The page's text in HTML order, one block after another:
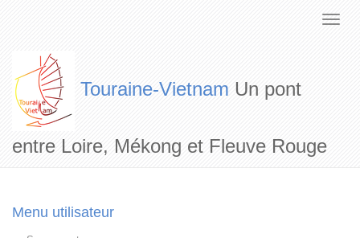
Touraine-Vietnam Un pont
entre Loire, Mékong et Fleuve Rouge
Menu utilisateur